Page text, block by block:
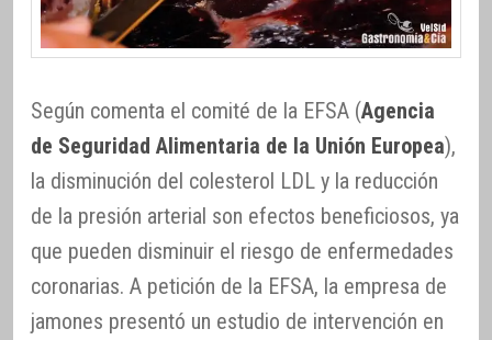
Según comenta el comité de la EFSA (Agencia
de Seguridad Alimentaria de la Unión Europea),
la disminución del colesterol LDL y la reducción
de la presión arterial son efectos beneficiosos, ya
que pueden disminuir el riesgo de enfermedades
coronarias. A petición de la EFSA, la empresa de
jamones presentó un estudio de intervención en